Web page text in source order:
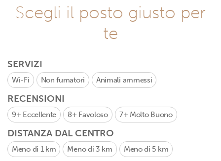
Scegli il posto giusto per
te
SERVIZI
Wi-Fi Non fumatori Animali ammessi
RECENSIONI
9+ Eccellente 8+ Favoloso 7+ Molto Buono
DISTANZA DAL CENTRO
Meno di 1 km Meno di 3 km Meno di 5 km